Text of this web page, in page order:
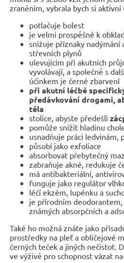
zraněním, vybrala bych si aktivní
potlačuje bolest
je velmi prospěšné k
snižuje příznaky nadýmání
střevních plynů
ulevujícím při akutních
vyvolávají, a společně s
účinkem je černé zbarvení
při akutní léčbě
předávkování drogami,
těla
stolice, abyste předešli
pomůže snížit hladinu
usnadňuje práci ledvinám,
působí jako exfoliace
absorbovat přebytečný
zabraňuje akné, redukuje
má antibakteriální ,
funguje jako regulátor
léčí ekzém, lupénku a
je přírodním
známých absorpčních a
Také ho možná znáte jako
prostředky na pleť a obličejové
černých teček a jiných nečistot.
ve výživě pro schopnost vázat